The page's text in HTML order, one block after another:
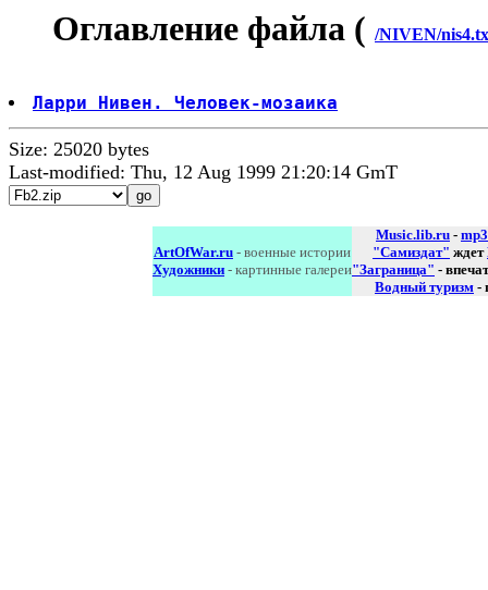
Оглавление файла ( /NIVEN/
Ларри Нивен. Человек-мозаика
Size: 25020 bytes
Last-modified: Thu, 12 Aug 1999 21:20:14 GmT
ArtOfWar.ru - военные истории
Художники - картинные галереи
Music.lib.ru - mp3
"Самиздат" ждет
"Заграница" -
Водный туризм -